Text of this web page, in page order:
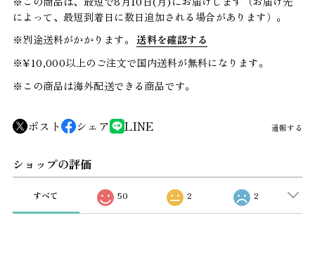
によって、最短到着日に数日追加される場合があります）。
※別途送料がかかります。 送料を確認する
※¥10,000以上のご注文で国内送料が無料になります。
※この商品は海外配送できる商品です。
ポスト シェア LINE 通報する
ショップの評価
すべて 50 2 2